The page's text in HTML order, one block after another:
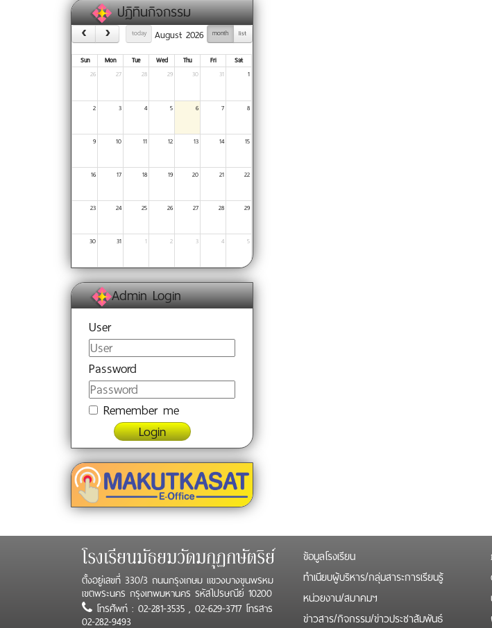
ปฏิทินกิจกรรม
today month list
August 2026
Sun Mon Tue Wed Thu Fri
Sat
26
27 28 29 30 31 1
2 3 4 5 6 7 8
9 10 11 12 13 14 15
16 17 18 19 20 21 22
23 24 25 26 27 28 29
30 31 1 2 3 4 5
Admin Login
User
Password
Remember me
Login
โรงเรียนมัธยมวัดมกุฏกษัตริย์
ตั้งอยู่เลขที่ 330/3 ถนนกรุงเกษม แขวงบางขุนพรหม
เขตพระนคร กรุงเทพมหานคร รหัสไปรษณีย์ 10200
โทรศัพท์ : 02-281-3535 , 02-629-3717 โทรสาร
02-282-9493
ข้อมูลโรงเรียน
ทำเนียบผู้บริหาร/กลุ่มสาระการเรียนรู้
หน่วยงาน/สมาคมฯ
ข่าวสาร/กิจกรรม/ข่าวประชาสัมพันธ์